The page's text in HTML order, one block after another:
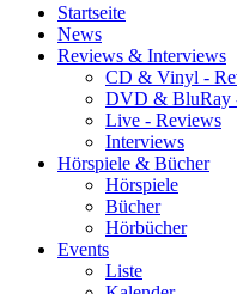
Startseite
News
Reviews & Interviews
CD & Vinyl -
DVD & BluRay
Live - Reviews
Interviews
Hörspiele & Bücher
Hörspiele
Bücher
Hörbücher
Events
Liste